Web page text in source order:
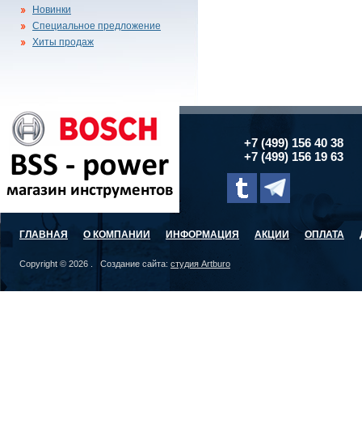
Новинки
Специальное предложение
Хиты продаж
+7 (499) 156 40 38
+7 (499) 156 19 63
ГЛАВНАЯ О КОМПАНИИ ИНФОРМАЦИЯ АКЦИИ ОПЛАТА
Copyright © 2026 . Создание сайта: студия Artburo